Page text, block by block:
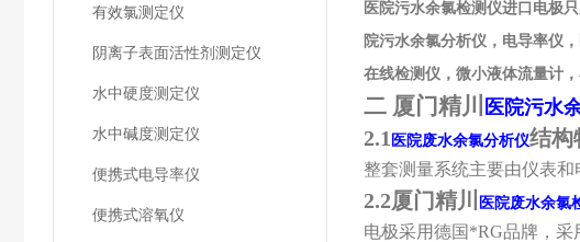
有效氯测定仪
阴离子表面活性剂测定仪
水中硬度测定仪
水中碱度测定仪
便携式电导率仪
便携式溶氧仪
医院污水余氯检测仪进口电极
院污水余氯分析仪，电导率仪
在线检测仪，微小液体流量计
二 厦门精川 医院污水
2.1 医院废水余氯分析仪结构
整套测量系统主要由仪表
2.2厦门精川 医院废水余氯
电极采用德国*RG品牌，采